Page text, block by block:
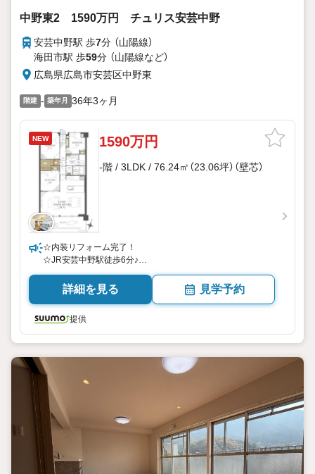
中野東2 1590万円 チュリス安芸中野
安芸中野駅 歩7分 （山陽線）
海田市駅 歩59分 （山陽線など）
広島県広島市安芸区中野東
階建 - 築年月 36年3ヶ月
NEW 1590万円
-階 / 3LDK / 76.24㎡（23.06坪）（壁芯）
☆内装リフォーム完了！
☆JR安芸中野駅徒歩6分♪
☆上階南向き！
詳細を見る 見学予約
提供